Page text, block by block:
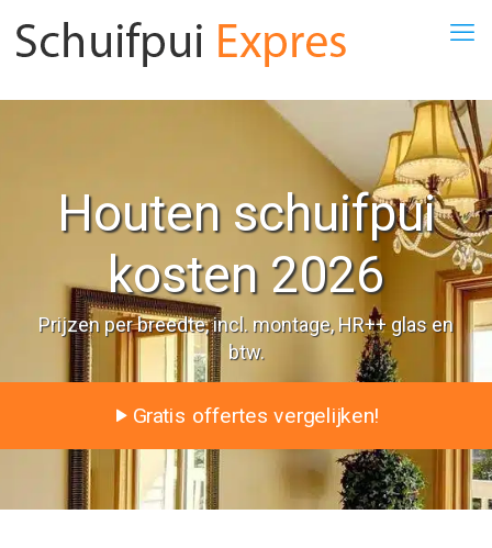
Houten schuifpui
kosten 2026
Prijzen per breedte, incl. montage, HR++ glas en
btw.
Gratis offertes vergelijken!